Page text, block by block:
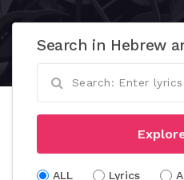
Search in Hebrew
ALL Lyrics